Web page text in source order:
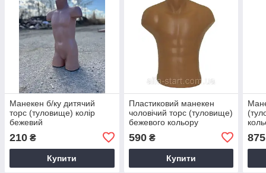
Манекен б/ку дитячий
торс (туловище) колір
бежевий
210 ₴
Купити
Пластиковий манекен
чоловічий торс (туловище)
бежевого кольору
590₴
Купити
875